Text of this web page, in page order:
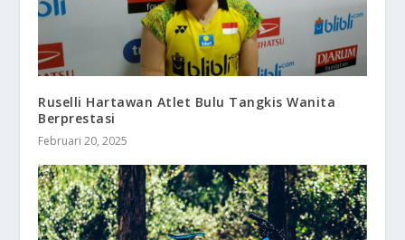
Ruselli Hartawan Atlet Bulu Tangkis Wanita
Berprestasi
Februari 20, 2025